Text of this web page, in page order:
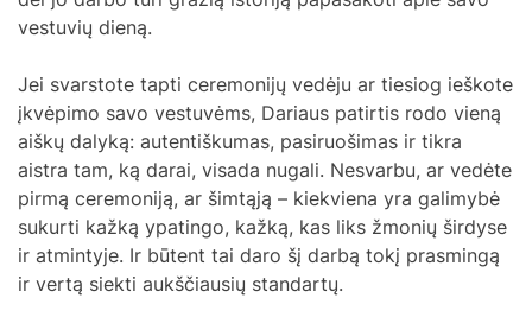
vestuvių dieną.
Jei svarstote tapti ceremonijų vedėju ar tiesiog ieškote
įkvėpimo savo vestuvėms, Dariaus patirtis rodo vieną
aiškų dalyką: autentiškumas, pasiruošimas ir tikra
aistra tam, ką darai, visada nugali. Nesvarbu, ar vedėte
pirmą ceremoniją, ar šimtąją – kiekviena yra galimybė
sukurti kažką ypatingo, kažką, kas liks žmonių širdyse
ir atmintyje. Ir būtent tai daro šį darbą tokį prasmingą
ir vertą siekti aukščiausių standartų.